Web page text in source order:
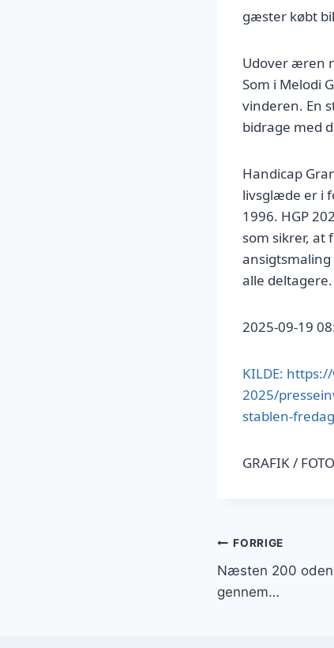
gæster købt
Udover æren
Som i Melodi
vinderen. En
bidrage med
Handicap
livsglæde er i
1996. HGP
som sikrer, at
ansigtsmaling
alle deltagere.
2025-09-19
KILDE:
2025/
stablen-
GRAFIK /
FORRIGE
Næsten 200
gennem…